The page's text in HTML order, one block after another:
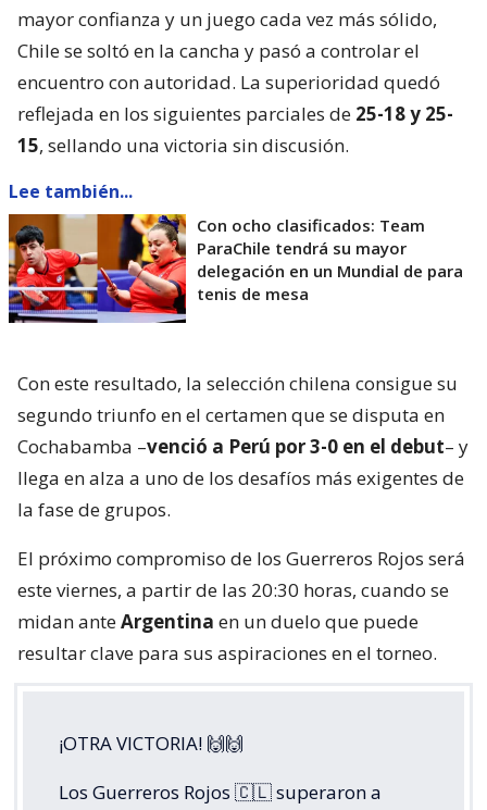
mayor confianza y un juego cada vez más sólido,
Chile se soltó en la cancha y pasó a controlar el
encuentro con autoridad. La superioridad quedó
reflejada en los siguientes parciales de 25-18 y 25-
15, sellando una victoria sin discusión.
Lee también...
Con ocho clasificados: Team
ParaChile tendrá su mayor
delegación en un Mundial de para
tenis de mesa
Con este resultado, la selección chilena consigue su
segundo triunfo en el certamen que se disputa en
Cochabamba –venció a Perú por 3-0 en el debut– y
llega en alza a uno de los desafíos más exigentes de
la fase de grupos.
El próximo compromiso de los Guerreros Rojos será
este viernes, a partir de las 20:30 horas, cuando se
midan anteArgentina en un duelo que puede
resultar clave para sus aspiraciones en el torneo.
¡OTRA VICTORIA! 🙌🙌
Los Guerreros Rojos 🇨🇱 superaron a